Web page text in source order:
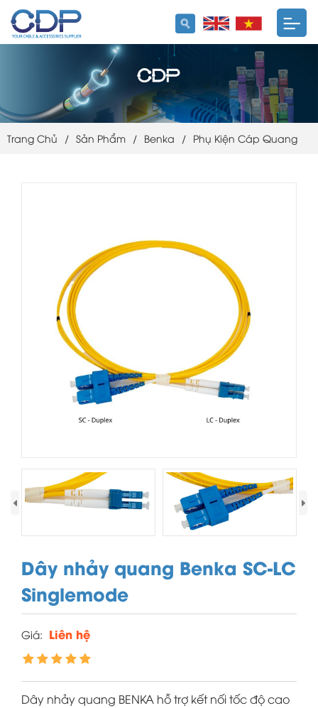
Trang Chủ / Sản Phẩm / Benka / Phụ Kiện Cáp Quang
Dây nhảy quang Benka SC-LC
Singlemode
Giá: Liên hệ
Dây nhảy quang BENKA hỗ trợ kết nối tốc độ cao